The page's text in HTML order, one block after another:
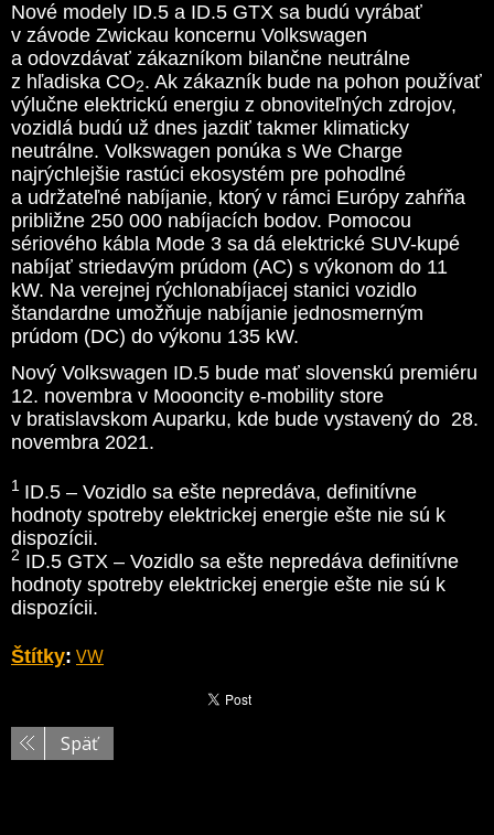
Nové modely ID.5 a ID.5 GTX sa budú vyrábať
v závode Zwickau koncernu Volkswagen
a odovzdávať zákazníkom bilančne neutrálne
z hľadiska CO2. Ak zákazník bude na pohon používať
výlučne elektrickú energiu z obnoviteľných zdrojov,
vozidlá budú už dnes jazdiť takmer klimaticky
neutrálne. Volkswagen ponúka s We Charge
najrýchlejšie rastúci ekosystém pre pohodlné
a udržateľné nabíjanie, ktorý v rámci Európy zahŕňa
približne 250 000 nabíjacích bodov. Pomocou
sériového kábla Mode 3 sa dá elektrické SUV-kupé
nabíjať striedavým prúdom (AC) s výkonom do 11
kW. Na verejnej rýchlonabíjacej stanici vozidlo
štandardne umožňuje nabíjanie jednosmerným
prúdom (DC) do výkonu 135 kW.
Nový Volkswagen ID.5 bude mať slovenskú premiéru
12. novembra v Moooncity e-mobility store
v bratislavskom Auparku, kde bude vystavený do 28.
novembra 2021.
1 ID.5 – Vozidlo sa ešte nepredáva, definitívne
hodnoty spotreby elektrickej energie ešte nie sú k
dispozícii.
2 ID.5 GTX – Vozidlo sa ešte nepredáva definitívne
hodnoty spotreby elektrickej energie ešte nie sú k
dispozícii.
Štítky: VW
Späť